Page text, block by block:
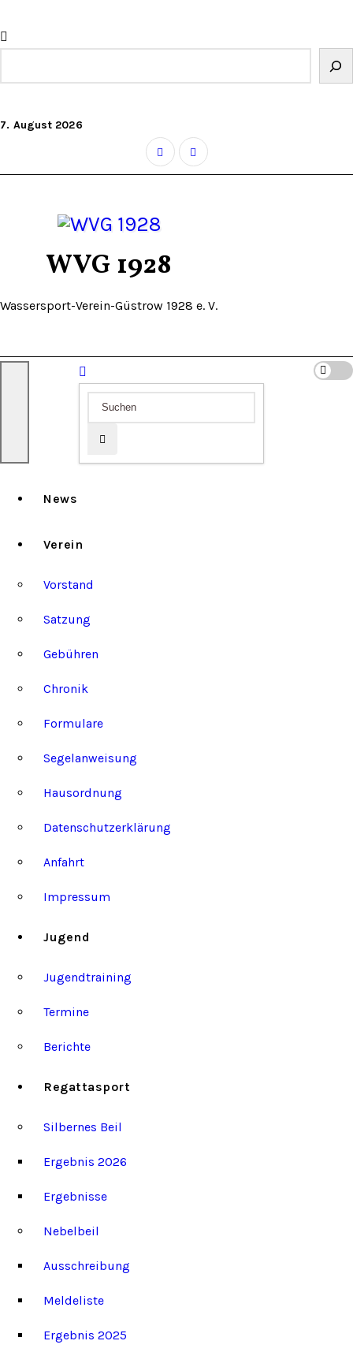
Inhalt
springen
7. August 2026
WVG 1928
Wassersport-Verein-Güstrow 1928 e. V.
News
Verein
Vorstand
Satzung
Gebühren
Chronik
Formulare
Segelanweisung
Hausordnung
Datenschutzerklärung
Anfahrt
Impressum
Jugend
Jugendtraining
Termine
Berichte
Regattasport
Silbernes Beil
Ergebnis 2026
Ergebnisse
Nebelbeil
Ausschreibung
Meldeliste
Ergebnis 2025